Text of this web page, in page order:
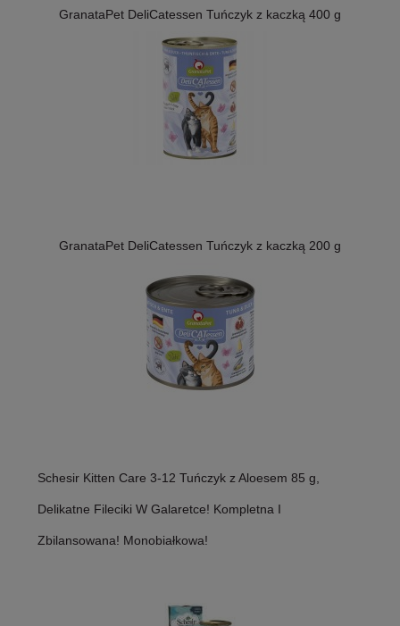
GranataPet DeliCatessen Tuńczyk z kaczką 400 g
GranataPet DeliCatessen Tuńczyk z kaczką 200 g
Schesir Kitten Care 3-12 Tuńczyk z Aloesem 85 g,
Delikatne Fileciki W Galaretce! Kompletna I
Zbilansowana! Monobiałkowa!